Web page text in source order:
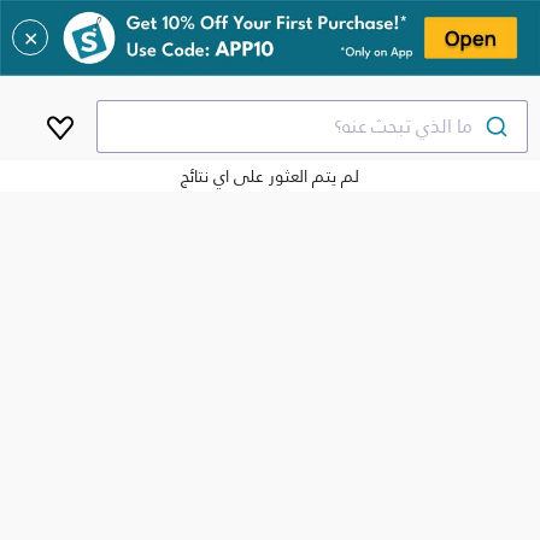
✕
ما الذي تبحث عنه؟
لم يتم العثور على اي نتائج